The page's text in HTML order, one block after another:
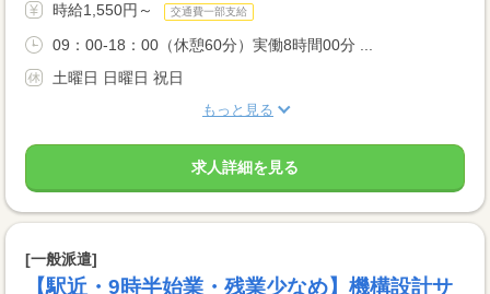
時給1,550円～ 交通費一部支給
09：00-18：00（休憩60分）実働8時間00分 ...
土曜日 日曜日 祝日
もっと見る
求人詳細を見る
[一般派遣]
【駅近・9時半始業・残業少なめ】機構設計サ